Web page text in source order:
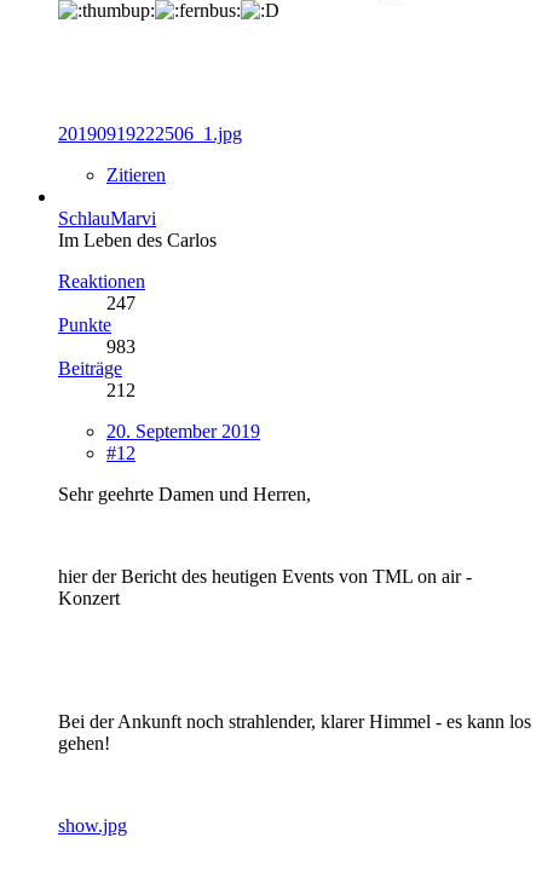
20190919222506_1.jpg
Zitieren
SchlauMarvi
Im Leben des Carlos
Reaktionen
247
Punkte
983
Beiträge
212
20. September 2019
#12
Sehr geehrte Damen und Herren,
hier der Bericht des heutigen Events von TML on air -
Konzert
Bei der Ankunft noch strahlender, klarer Himmel - es kann los
gehen!
show.jpg